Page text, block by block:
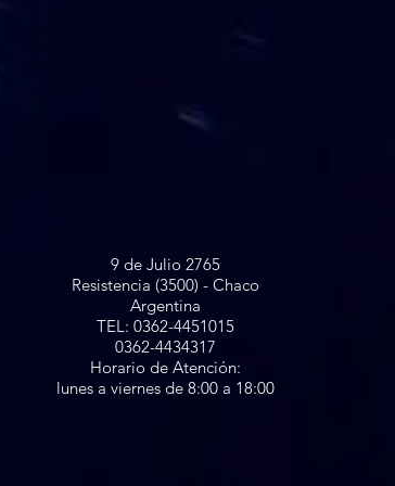
9 de Julio 2765
Resistencia (3500) - Chaco
Argentina
TEL: 0362-4451015
0362-4434317
Horario de Atención:
lunes a viernes de 8:00 a 18:00